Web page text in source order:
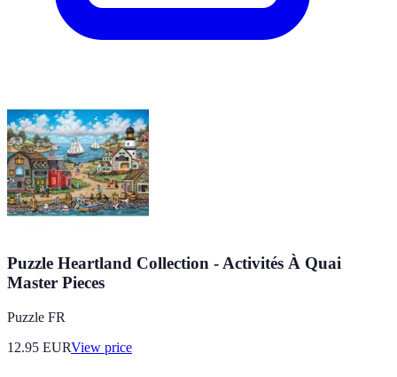
Puzzle Heartland Collection - Activités À Quai
Master Pieces
Puzzle FR
12.95 EURView price